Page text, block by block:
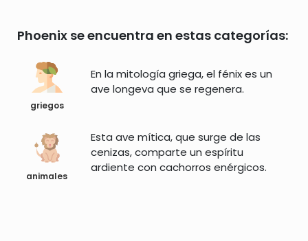
Phoenix se encuentra en estas categorías:
griegos
En la mitología griega, el fénix es un
ave longeva que se regenera.
animales
Esta ave mítica, que surge de las
cenizas, comparte un espíritu
ardiente con cachorros enérgicos.